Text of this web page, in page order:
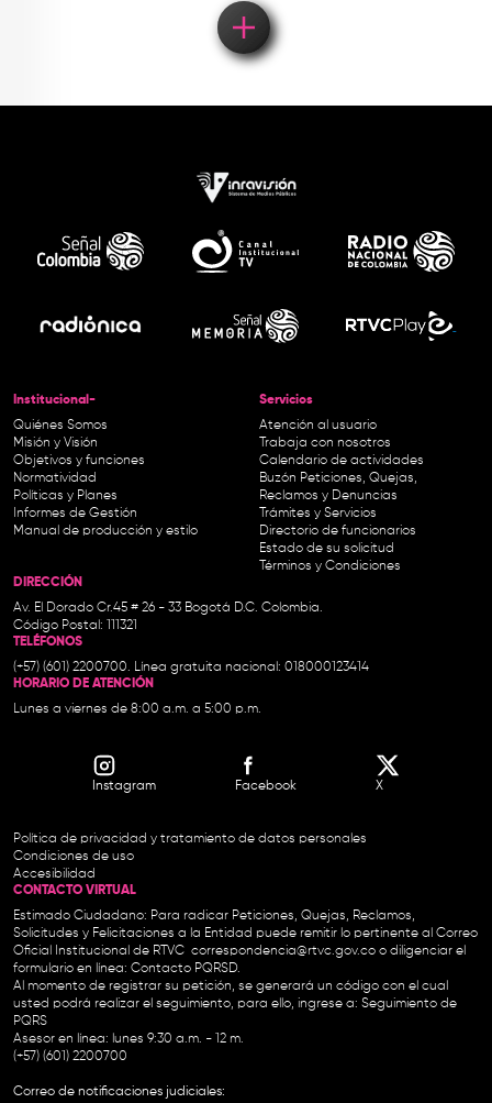
Institucional-
Quiénes Somos
Misión y Visión
Objetivos y funciones
Normatividad
Políticas y Planes
Informes de Gestión
Manual de producción y estilo
Servicios
Atención al usuario
Trabaja con nosotros
Calendario de actividades
Buzón Peticiones, Quejas,
Reclamos y Denuncias
Trámites y Servicios
Directorio de funcionarios
Estado de su solicitud
Términos y Condiciones
DIRECCIÓN
Av. El Dorado Cr.45 # 26 - 33 Bogotá D.C. Colombia.
Código Postal: 111321
TELÉFONOS
(+57) (601) 2200700. Línea gratuita nacional: 018000123414
HORARIO DE ATENCIÓN
Lunes a viernes de 8:00 a.m. a 5:00 p.m.
Instagram Facebook X
Política de privacidad y tratamiento de datos personales
Condiciones de uso
Accesibilidad
CONTACTO VIRTUAL
Estimado Ciudadano: Para radicar Peticiones, Quejas, Reclamos,
Solicitudes y Felicitaciones a la Entidad puede remitir lo pertinente al Correo
Oficial Institucional de RTVC correspondencia@rtvc.gov.co o diligenciar el
formulario en línea: Contacto PQRSD.
Al momento de registrar su petición, se generará un código con el cual
usted podrá realizar el seguimiento, para ello, ingrese a: Seguimiento de
PQRS
Asesor en línea: lunes 9:30 a.m. - 12 m.
(+57) (601) 2200700
Correo de notificaciones judiciales: